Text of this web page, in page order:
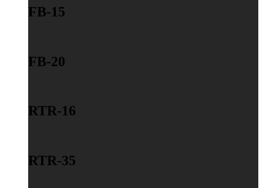
FB-15
FB-20
RTR-16
RTR-35